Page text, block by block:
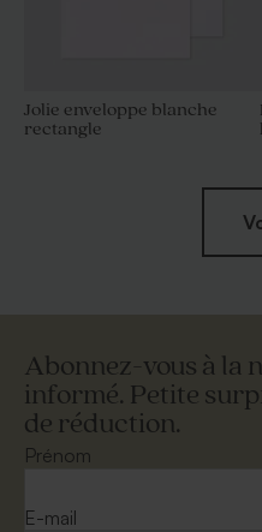
Jolie enveloppe blanche
rectangle
Enveloppe naissance
terracotta
Abonnez-vous à la
informé. Petite
de réduction.
Prénom
E-mail